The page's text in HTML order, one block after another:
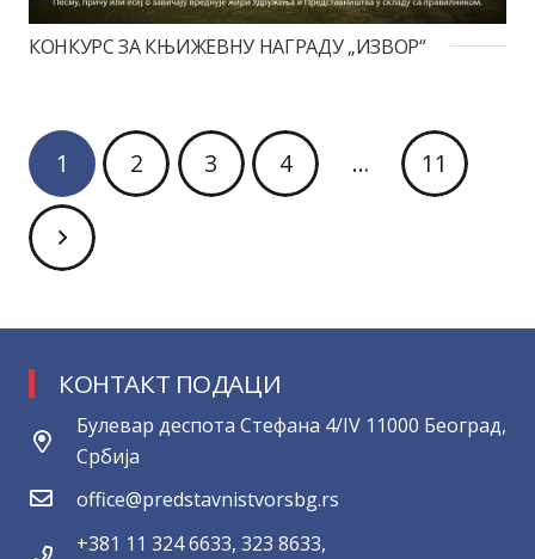
КОНКУРС ЗА КЊИЖЕВНУ НАГРАДУ „ИЗВОР“
1 2 3 4 … 11
КОНТАКТ ПОДАЦИ
Булевар деспота Стефана 4/IV 11000 Београд,
Србија
office@predstavnistvorsbg.rs
+381 11 324 6633, 323 8633,